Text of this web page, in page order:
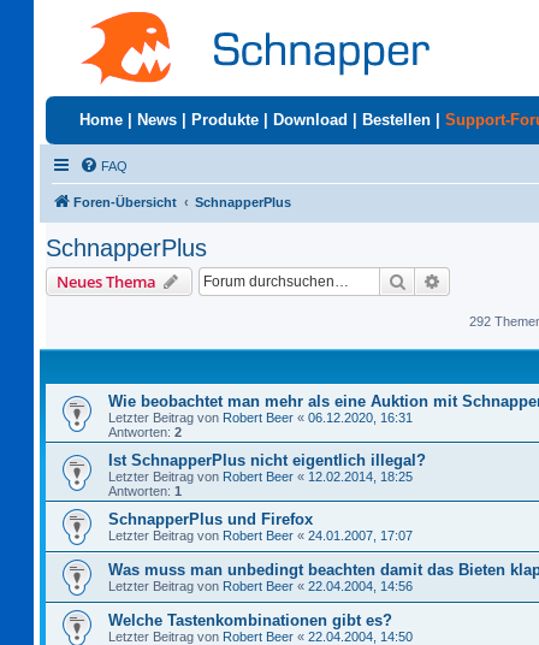
Home News Produkte Download Bestellen Support-
FAQ
Foren-Übersicht SchnapperPlus
SchnapperPlus
Neues Thema Suche
292
Wie beobachtet man mehr als eine Auktion mit
Letzter Beitrag von Robert Beer « 06.12.2020, 16:31
Antworten: 2
Ist SchnapperPlus nicht eigentlich illegal?
Letzter Beitrag von Robert Beer « 12.02.2014, 18:25
Antworten: 1
SchnapperPlus und Firefox
Letzter Beitrag von Robert Beer « 24.01.2007, 17:07
Was muss man unbedingt beachten damit das Bieten
Letzter Beitrag von Robert Beer « 22.04.2004, 14:56
Welche Tastenkombinationen gibt es?
Letzter Beitrag von Robert Beer « 22.04.2004, 14:50